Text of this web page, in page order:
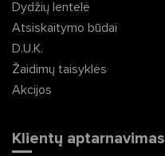
Dydžių lentelė
Atsiskaitymo būdai
D.U.K.
Žaidimų taisyklės
Akcijos
Klientų aptarnavimas